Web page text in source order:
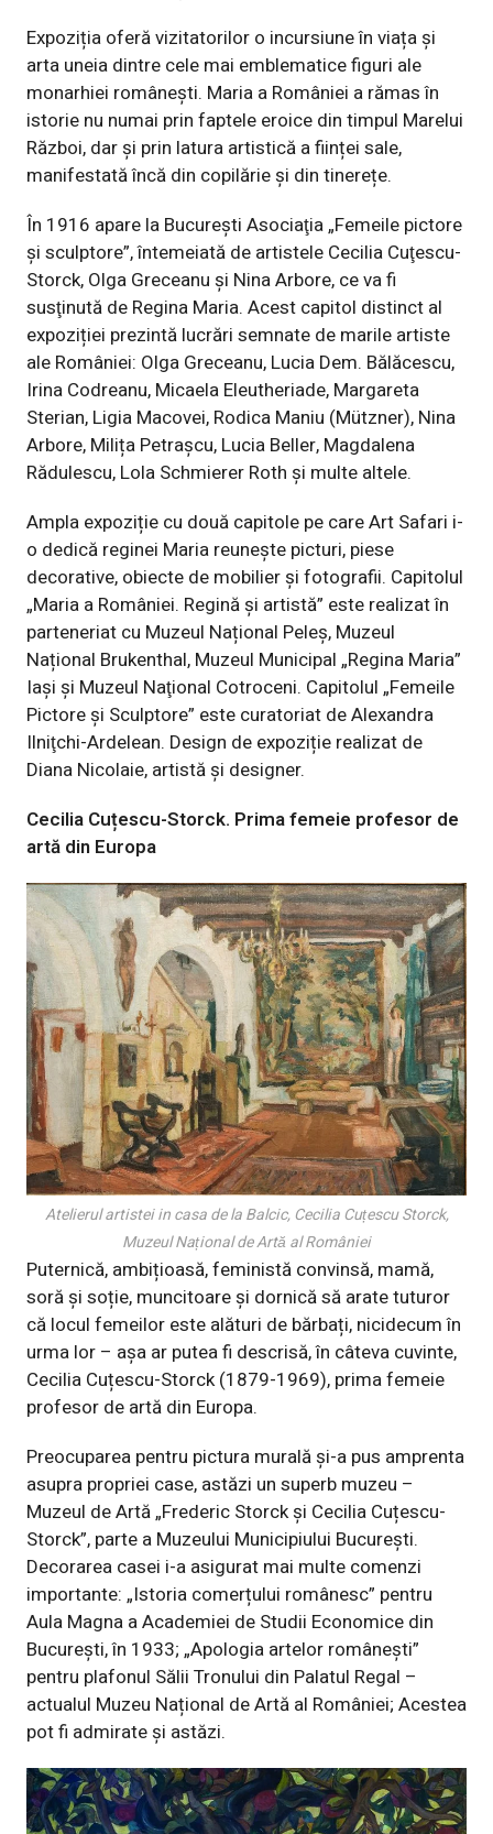
Expoziția oferă vizitatorilor o incursiune în viața și
arta uneia dintre cele mai emblematice figuri ale
monarhiei românești. Maria a României a rămas în
istorie nu numai prin faptele eroice din timpul Marelui
Război, dar și prin latura artistică a ființei sale,
manifestată încă din copilărie și din tinerețe.
În 1916 apare la Bucureşti Asociaţia „Femeile pictore
şi sculptore”, întemeiată de artistele Cecilia Cuţescu-
Storck, Olga Greceanu şi Nina Arbore, ce va fi
susţinută de Regina Maria. Acest capitol distinct al
expoziției prezintă lucrări semnate de marile artiste
ale României: Olga Greceanu, Lucia Dem. Bălăcescu,
Irina Codreanu, Micaela Eleutheriade, Margareta
Sterian, Ligia Macovei, Rodica Maniu (Mützner), Nina
Arbore, Milița Petrașcu, Lucia Beller, Magdalena
Rădulescu, Lola Schmierer Roth și multe altele.
Ampla expoziție cu două capitole pe care Art Safari i-
o dedică reginei Maria reunește picturi, piese
decorative, obiecte de mobilier și fotografii. Capitolul
„Maria a României. Regină și artistă” este realizat în
parteneriat cu Muzeul Național Peleș, Muzeul
Național Brukenthal, Muzeul Municipal „Regina Maria”
Iași și Muzeul Naţional Cotroceni. Capitolul „Femeile
Pictore și Sculptore” este curatoriat de Alexandra
Ilniţchi-Ardelean. Design de expoziție realizat de
Diana Nicolaie, artistă și designer.
Cecilia Cuțescu-Storck. Prima femeie profesor de
artă din Europa
Atelierul artistei in casa de la Balcic, Cecilia Cuțescu Storck,
Muzeul Național de Artă al României
Puternică, ambițioasă, feministă convinsă, mamă,
soră și soție, muncitoare și dornică să arate tuturor
că locul femeilor este alături de bărbați, nicidecum în
urma lor – așa ar putea fi descrisă, în câteva cuvinte,
Cecilia Cuțescu-Storck (1879-1969), prima femeie
profesor de artă din Europa.
Preocuparea pentru pictura murală și-a pus amprenta
asupra propriei case, astăzi un superb muzeu –
Muzeul de Artă „Frederic Storck și Cecilia Cuțescu-
Storck”, parte a Muzeului Municipiului București.
Decorarea casei i-a asigurat mai multe comenzi
importante: „Istoria comerțului românesc” pentru
Aula Magna a Academiei de Studii Economice din
București, în 1933; „Apologia artelor românești”
pentru plafonul Sălii Tronului din Palatul Regal –
actualul Muzeu Național de Artă al României; Acestea
pot fi admirate și astăzi.